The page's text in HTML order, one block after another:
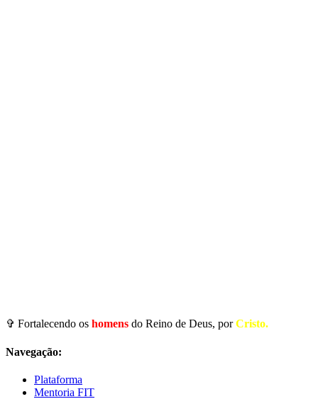
✞ Fortalecendo os homens do Reino de Deus, porCristo.
Navegação:
Plataforma
Mentoria FIT